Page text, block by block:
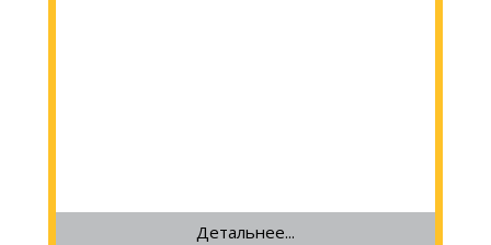
Детальнее...